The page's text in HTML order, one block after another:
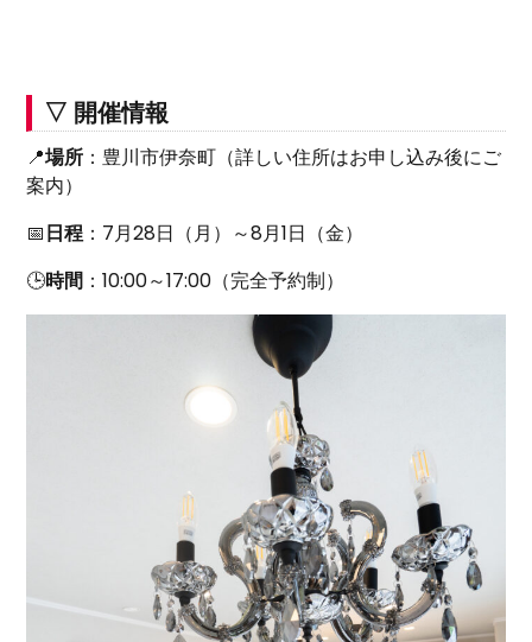
▽ 開催情報
📍場所 ：豊川市伊奈町（詳しい住所はお申し込み後にご
案内）
📅日程 ：7月28日（月）～8月1日（金）
🕒時間 ：10:00～17:00（完全予約制）